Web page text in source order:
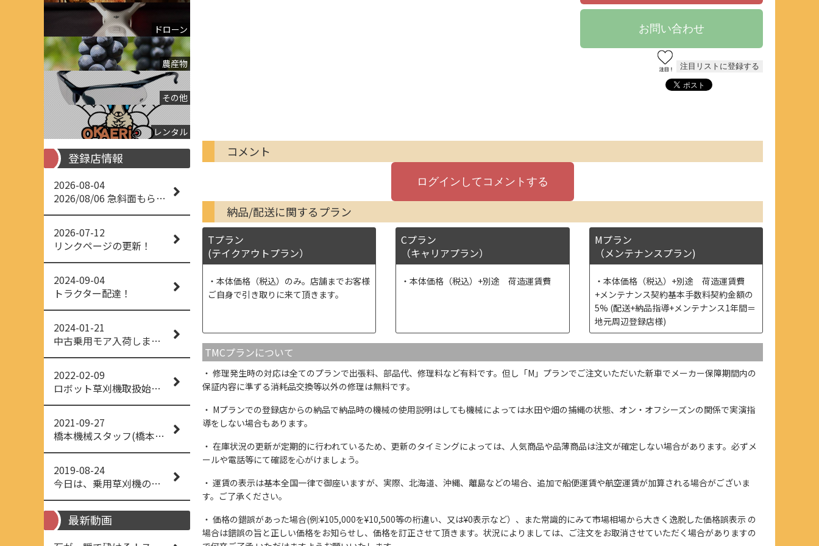
ドローン
農産物
その他
レンタル
登録店情報
2026-08-04
2026/08/06 急斜面もらくらく草刈り
2026-07-12
リンクページの更新！
2024-09-04
トラクター配達！
2024-01-21
中古乗用モア入荷しました！
2022-02-09
ロボット草刈機取扱始めました！
2021-09-27
橋本機械スタッフ(橋本機械(株))
2019-08-24
今日は、乗用草刈機の納品でした！ 流行りの、4WD！ #イセキアグリ #オーレック #四駆 #増税間近
最新動画
コメント
納品/配送に関するプラン
Tプラン
(テイクアウトプラン）
本体価格（税込）のみ。店舗までお客様
ご自身で引き取りに来て頂きます。
Cプラン
（キャリアプラン）
本体価格（税込）+別途 荷造運賃費
Mプラン
（メンテナンスプラン)
本体価格（税込）+別途 荷造運賃費
+メンテナンス契約基本手数料契約金額の
5% (配送+納品指導+メンテナンス1年間＝
地元周辺登録店様)
TMCプランについて
修理発生時の対応は全てのプランで出張料、部品代、修理料など有料です。但し「M」プランでご注文いただいた新車でメーカー保障期間内の
保証内容に準ずる消耗品交換等以外の修理は無料です。
Mプランでの登録店からの納品で納品時の機械の使用説明はしても機械によっては水田や畑の捕縄の状態、オン・オフシーズンの関係で実演指
導をしない場合もあります。
在庫状況の更新が定期的に行われているため、更新のタイミングによっては、人気商品や品薄商品は注文が確定しない場合があります。必ずメ
ールや電話等にて確認を心がけましょう。
運賃の表示は基本全国一律で御座いますが、実際、北海道、沖縄、離島などの場合、追加で船便運賃や航空運賃が加算される場合がございま
す。ご了承ください。
価格の錯誤があった場合(例:¥105,000を¥10,500等の桁違い、又は¥0表示など）、また常識的にみて市場相場から大きく逸脱した価格誤表示 の
場合は錯誤の旨と正しい価格をお知らせし、価格を訂正させて頂きます。状況によりましては、ご注文をお取消させていただく場合がありますの